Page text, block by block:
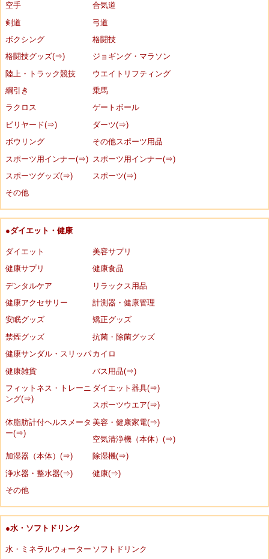
空手
合気道
剣道
弓道
ボクシング
格闘技
格闘技グッズ(⇒)
ジョギング・マラソン
陸上・トラック競技
ウエイトリフティング
綱引き
乗馬
ラクロス
ゲートボール
ビリヤード(⇒)
ダーツ(⇒)
ボウリング
その他スポーツ用品
スポーツ用インナー(⇒)
スポーツ用インナー(⇒)
スポーツグッズ(⇒)
スポーツ(⇒)
その他
●ダイエット・健康
ダイエット
美容サプリ
健康サプリ
健康食品
デンタルケア
リラックス用品
健康アクセサリー
計測器・健康管理
安眠グッズ
矯正グッズ
禁煙グッズ
抗菌・除菌グッズ
健康サンダル・スリッパ カイロ
健康雑貨
バス用品(⇒)
フィットネス・トレーニ
ング(⇒)
ダイエット器具(⇒)
スポーツウエア(⇒)
体脂肪計付ヘルスメータ
ー(⇒)
美容・健康家電(⇒)
空気清浄機（本体）(⇒)
加湿器（本体）(⇒)
除湿機(⇒)
浄水器・整水器(⇒)
健康(⇒)
その他
●水・ソフトドリンク
水・ミネラルウォーター ソフトドリンク